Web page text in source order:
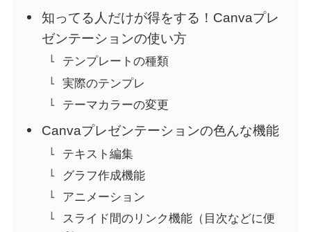
知ってる人だけが得をする！Canvaプレ
ゼンテーションの使い方
テンプレートの種類
実際のテンプレ
テーマカラーの変更
Canvaプレゼンテーションの色んな機能
テキスト編集
グラフ作成機能
アニメーション
スライド間のリンク機能（目次などに便